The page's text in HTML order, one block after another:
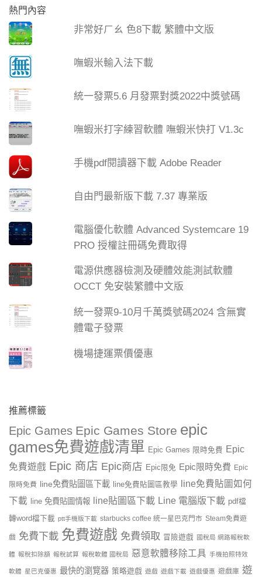
熱門內容
非常好ㄏㄠ 色8下載 繁體中文版
嘸蝦米輸入法下載
統一發票5.6 月發票對獎2022中獎號碼
嘸蝦米打字練習軟體 嘸蝦米快打 V1.3c
手機pdf閱讀器下載 Adobe Reader
自由門最新版下載 7.37 專業版
電腦優化軟體 Advanced Systemcare 19
PRO 授權註冊碼免費取得
電源供應器檢測及硬體效能測試軟體
OCCT 免安裝繁體中文版
統一發票9-10月千萬獎號碼2024 含無實
體電子發票
機場捷運票價優惠
推薦標籤
Epic Games Epic Games Store epic
games免費遊戲清單 Epic Games 限時免費 Epic
免費遊戲 Epic 商店 Epic商店 Epic限免 Epic限時免費 Epic
限時免費 line免費貼圖區下載 line免費貼圖區教學
line免費貼圖如何
下載
line 免費貼圖情報 line貼圖區下載 Line 電腦版下載 pdf檔
轉word檔下載 ptt手機版下載 starbucks coffee 統一星巴克門市 Steam免費遊
戲 免費下載 免費遊戲 免費領取 冒險遊戲 國稅局 網路報稅軟
體 報稅扣除額 報稅試算 報稅軟體 國稅局 惡意軟體移除工具 手機拍照特效
軟體 星巴克優惠 最快的瀏覽器 策略遊戲 遊戲 遊戲下載 遊戲優惠 遊戲庫 遊